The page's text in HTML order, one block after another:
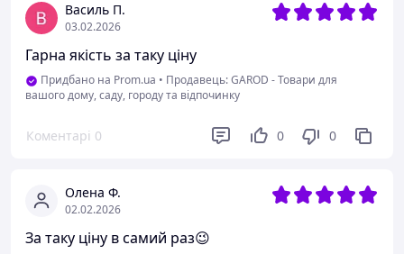
Василь П.
03.02.2026
Гарна якість за таку ціну
Придбано на Prom.ua • Продавець: GAROD - Товари для
вашого дому, саду, городу та відпочинку
Коментарі 0 0 0
Олена Ф.
02.02.2026
За таку ціну в самий раз😉